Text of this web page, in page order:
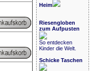
Heim
Riesengloben
zum Aufpusten
So entdecken
Kinder die Welt.
Schicke Taschen